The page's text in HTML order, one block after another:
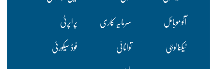
آٹوموبائل
سرمایہ کاری
پراپرٹی
ٹیکنالوجی
توانائی
فوڈ سیکورٹی